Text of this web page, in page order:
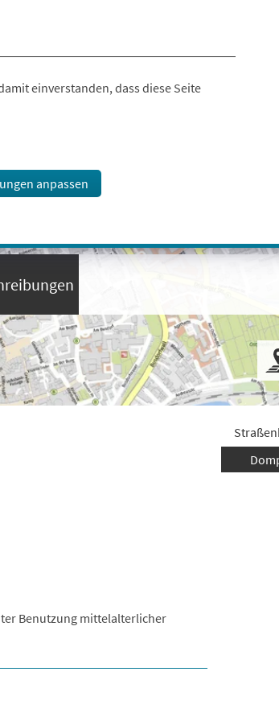
einverstanden, dass diese Seite
anpassen
Benutzung mittelalterlicher